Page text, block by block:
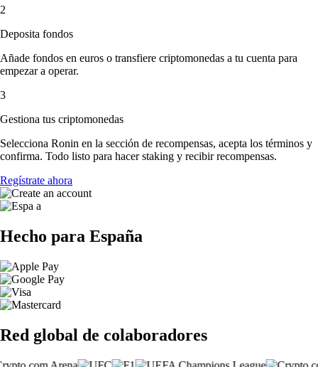
2
Deposita fondos
Añade fondos en euros o transfiere criptomonedas a tu cuenta para
empezar a operar.
3
Gestiona tus criptomonedas
Selecciona Ronin en la sección de recompensas, acepta los términos y
confirma. Todo listo para hacer staking y recibir recompensas.
Regístrate ahora
Hecho para España
Red global de colaboradores